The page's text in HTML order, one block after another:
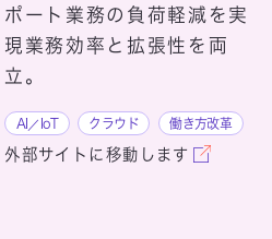
ポート業務の負荷軽減を実
現業務効率と拡張性を両
立。
AI／IoT クラウド 働き方改革
外部サイトに移動します